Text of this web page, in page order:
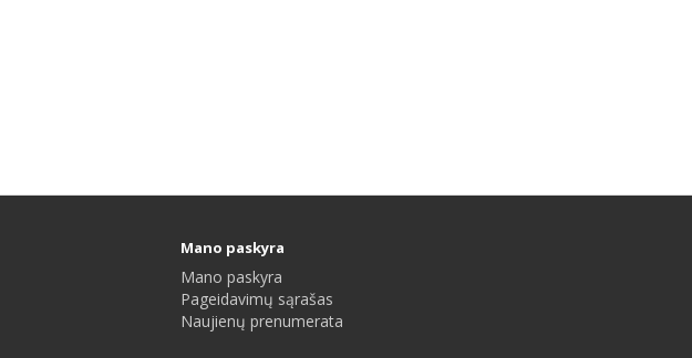
Mano paskyra
Mano paskyra
Pageidavimų sąrašas
Naujienų prenumerata